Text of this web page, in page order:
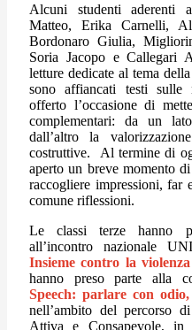
Alcuni studenti aderenti
Matteo, Erika Carnelli,
Bordonaro Giulia,
Soria Jacopo e Callegari
letture dedicate al tema
sono affiancati testi sulle
offerto l’occasione di
complementari: da un
dall’altro la
costruttive. Al termine di
aperto un breve momento
raccogliere impressioni, far
comune riflessioni.
Le classi terze hanno
all’incontro nazionale
Insieme contro la
hanno preso parte alla
Speech: parlare con
nell’ambito del percorso
Attiva e Consapevole, in